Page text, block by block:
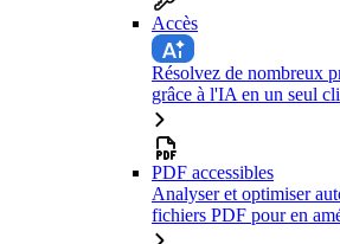
Accès
Résolvez de nombreux
grâce à l'IA en un seul
PDF accessibles
Analyser et optimiser
fichiers PDF pour en